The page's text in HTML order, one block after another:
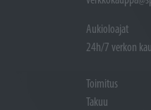
Aukioloajat
24h/7 verkon
Toimitus
Takuu